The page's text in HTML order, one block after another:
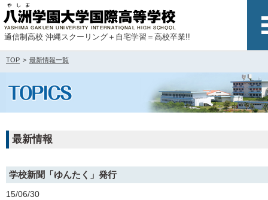
通信制高校 沖縄スクーリング＋自宅学習＝高校卒業!!
TOP 最新情報一覧
最新情報
学校新聞「ゆんたく」発行
15/06/30